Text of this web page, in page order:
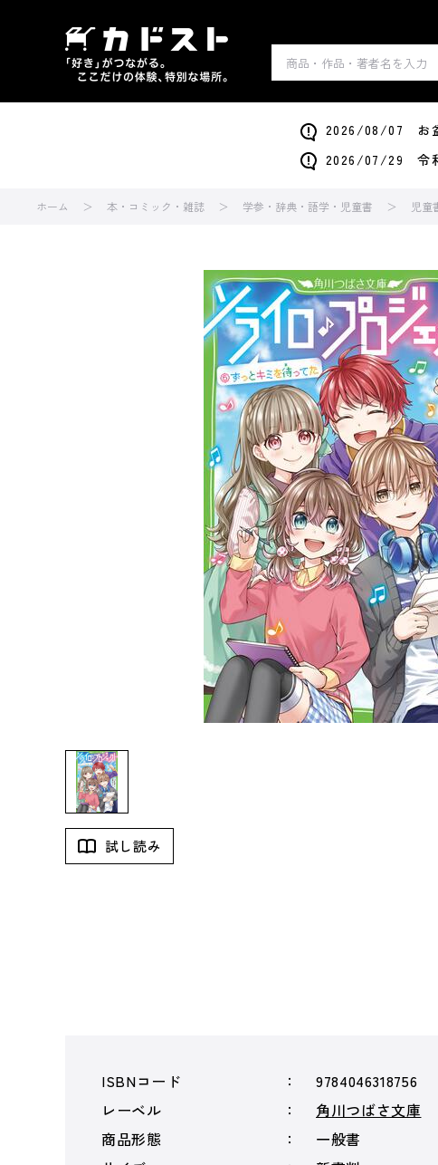
2026/08/07 お盆
2026/07/29 令和
ホーム 本・コミック・雑誌 学参・辞典・語学・児童書 児童
試し読み
ISBNコード
9784046318756
レーベル
角川つばさ文庫
商品形態
一般書